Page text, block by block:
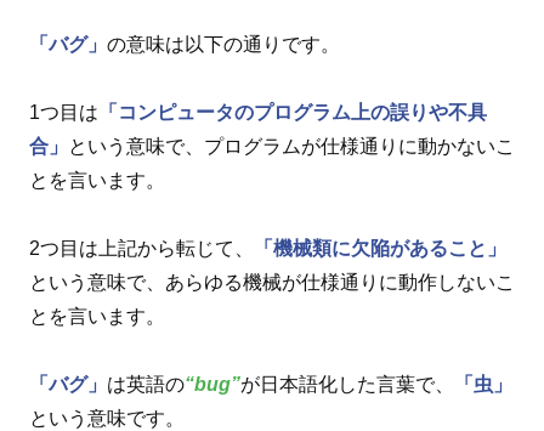
「バグ」 の意味は以下の通りです。
1つ目は 「コンピュータのプログラム上の誤りや不具
合」
という意味で、プログラムが仕様通りに動かないこ
とを言います。
2つ目は上記から転じて、
「機械類に欠陥があること」
という意味で、あらゆる機械が仕様通りに動作しないこ
とを言います。
「バグ」 は英語の“bug”が日本語化した言葉で、
「虫」
という意味です。